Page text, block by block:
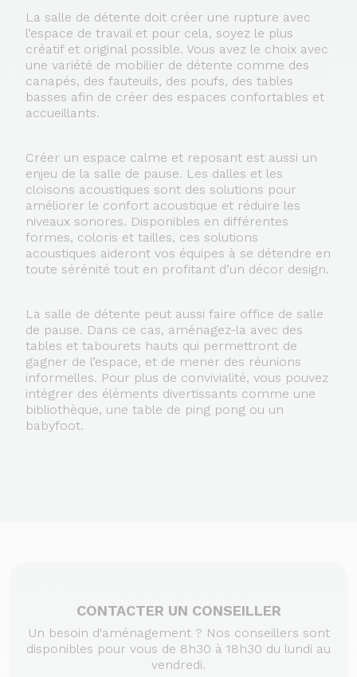
La salle de détente doit créer une rupture avec
l’espace de travail et pour cela, soyez le plus
créatif et original possible. Vous avez le choix avec
une variété de mobilier de détente comme des
canapés, des fauteuils, des poufs, des tables
basses afin de créer des espaces confortables et
accueillants.
Créer un espace calme et reposant est aussi un
enjeu de la salle de pause. Les dalles et les
cloisons acoustiques sont des solutions pour
améliorer le confort acoustique et réduire les
niveaux sonores. Disponibles en différentes
formes, coloris et tailles, ces solutions
acoustiques aideront vos équipes à se détendre en
toute sérénité tout en profitant d’un décor design.
La salle de détente peut aussi faire office de salle
de pause. Dans ce cas, aménagez-la avec des
tables et tabourets hauts qui permettront de
gagner de l’espace, et de mener des réunions
informelles. Pour plus de convivialité, vous pouvez
intégrer des éléments divertissants comme une
bibliothèque, une table de ping pong ou un
babyfoot.
CONTACTER UN CONSEILLER
Un besoin d'aménagement ? Nos conseillers sont
disponibles pour vous de 8h30 à 18h30 du lundi au
vendredi.